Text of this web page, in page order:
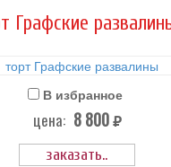
Графские
В избранное
цена: 8 800 руб.
заказать..